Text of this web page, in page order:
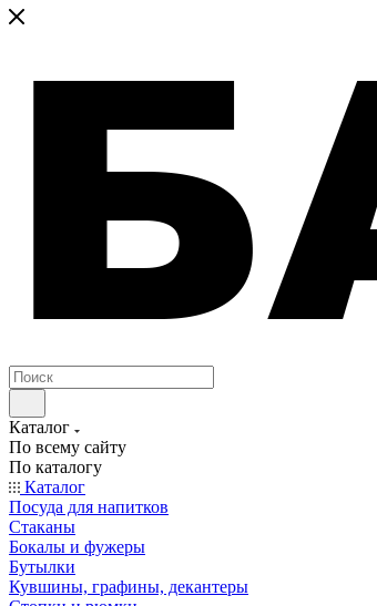
Каталог
По всему сайту
По каталогу
Каталог
Посуда для напитков
Стаканы
Бокалы и фужеры
Бутылки
Кувшины, графины, декантеры